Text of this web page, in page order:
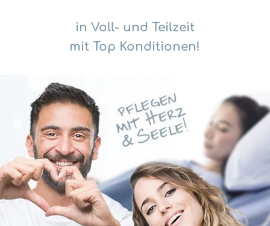
in Voll- und Teilzeit
mit Top Konditionen!